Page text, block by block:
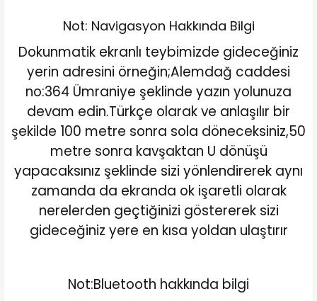
Not: Navigasyon Hakkında Bilgi
Dokunmatik ekranlı teybimizde gideceğiniz
yerin adresini örneğin;Alemdağ caddesi
no:364 Ümraniye şeklinde yazın yolunuza
devam edin.Türkçe olarak ve anlaşılır bir
şekilde 100 metre sonra sola döneceksiniz,50
metre sonra kavşaktan U dönüşü
yapacaksınız şeklinde sizi yönlendirerek aynı
zamanda da ekranda ok işaretli olarak
nerelerden geçtiğinizi göstererek sizi
gideceğiniz yere en kısa yoldan ulaştırır
Not:Bluetooth hakkında bilgi